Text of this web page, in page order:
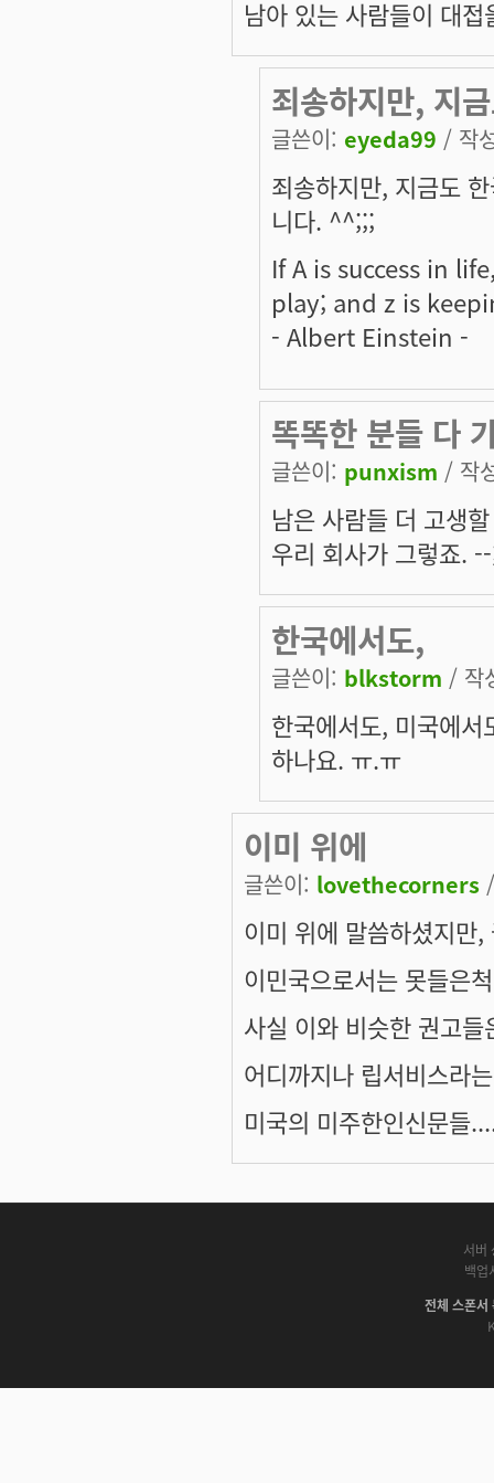
남아 있는 사람들이 대
죄송하지만, 지
글쓴이: eyeda99 / 작
죄송하지만, 지금도
니다. ^^;;;
If A is success in
play; and z is
- Albert Einstein -
똑똑한 분들 다
글쓴이: punxism / 작
남은 사람들 더 고생
우리 회사가 그렇죠.
한국에서도,
글쓴이: blkstorm / 작
한국에서도, 미국에
하나요. ㅠ.ㅠ
이미 위에
글쓴이: lovethecorners
이미 위에 말씀하셨지만
이민국으로서는 못들은
사실 이와 비슷한 권고
어디까지나 립서비스라
미국의 미주한인신문들
서버
백업
전체 스폰서